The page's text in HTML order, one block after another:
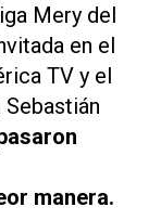
Mery del
en el
TV y el
manera.